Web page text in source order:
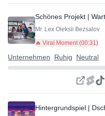
Schönes Projekt |
Mr. Lex Oleksii Bezsalov
🔥 Viral Moment (00:31)
Unternehmen Ruhig Neutral
Hintergrundspiel |